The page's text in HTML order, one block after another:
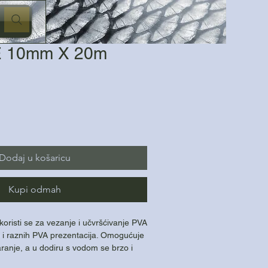
10mm X 20m
Dodaj u košaricu
Kupi odmah
se za vezanje i učvršćivanje PVA
raznih PVA prezentacija. Omogućuje
a u dodiru s vodom se brzo i